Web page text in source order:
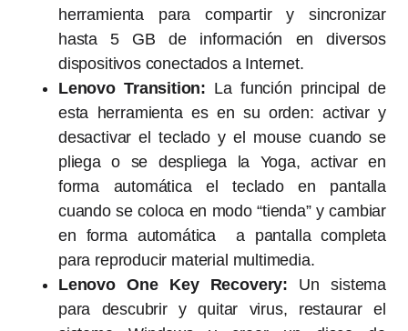
herramienta para compartir y sincronizar
hasta 5 GB de información en diversos
dispositivos conectados a Internet.
Lenovo Transition: La función principal de
esta herramienta es en su orden: activar y
desactivar el teclado y el mouse cuando se
pliega o se despliega la Yoga, activar en
forma automática el teclado en pantalla
cuando se coloca en modo “tienda” y cambiar
en forma automática a pantalla completa
para reproducir material multimedia.
Lenovo One Key Recovery: Un sistema
para descubrir y quitar virus, restaurar el